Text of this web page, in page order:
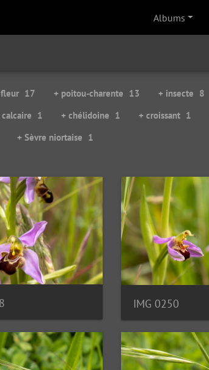
Albums
17 + poitou-charente 13 + insecte 8
1 + chélidoine 1 + croissant 1
+ Sèvre niortaise 1
IMG 0250